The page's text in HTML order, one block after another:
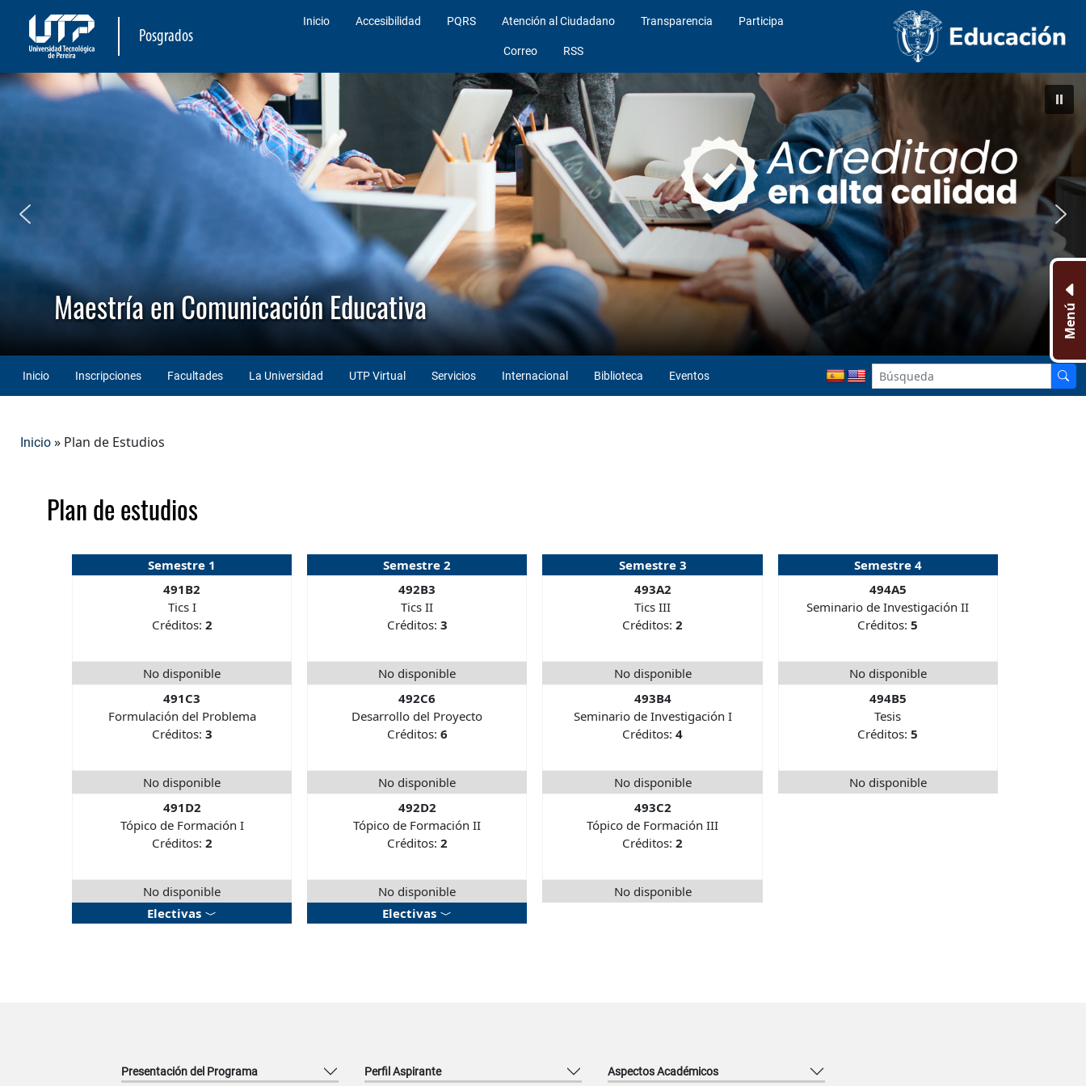
Posgrados
Inicio Accesibilidad PQRS Atención al Ciudadano Transparencia Participa
Correo RSS
Maestría en Comunicación Educativa
Inicio Inscripciones Facultades La Universidad UTP Virtual Servicios Internacional Biblioteca Eventos
Inicio » Plan de Estudios
Plan de estudios
Semestre 1
491B2
Tics I
Créditos: 2
No disponible
491C3
Formulación del Problema
Créditos: 3
No disponible
491D2
Tópico de Formación I
Créditos: 2
No disponible
Electivas
Semestre 2
492B3
Tics II
Créditos: 3
No disponible
492C6
Desarrollo del Proyecto
Créditos: 6
No disponible
492D2
Tópico de Formación II
Créditos: 2
No disponible
Electivas
Semestre 3
493A2
Tics III
Créditos:2
No disponible
493B4
Seminario de Investigación I
Créditos:4
No disponible
493C2
Tópico de Formación III
Créditos:2
No disponible
Semestre 4
494A5
Seminario de Investigación II
Créditos:5
No disponible
494B5
Tesis
Créditos:5
No disponible
Menú
Presentación del Programa Perfil Aspirante Aspectos Académicos